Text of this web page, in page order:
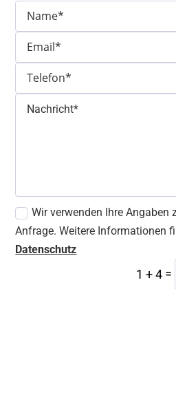
Wir verwenden Ihre Angaben
Anfrage. Weitere Informationen
Datenschutz
1 + 4=